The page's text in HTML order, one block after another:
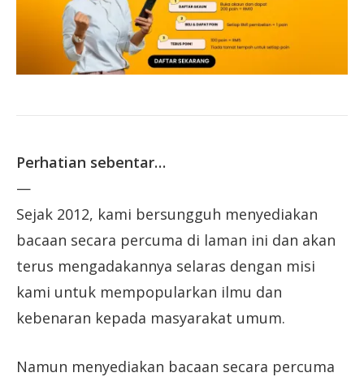
Perhatian sebentar…
—
Sejak 2012, kami bersungguh menyediakan
bacaan secara percuma di laman ini dan akan
terus mengadakannya selaras dengan misi
kami untuk mempopularkan ilmu dan
kebenaran kepada masyarakat umum.
Namun menyediakan bacaan secara percuma